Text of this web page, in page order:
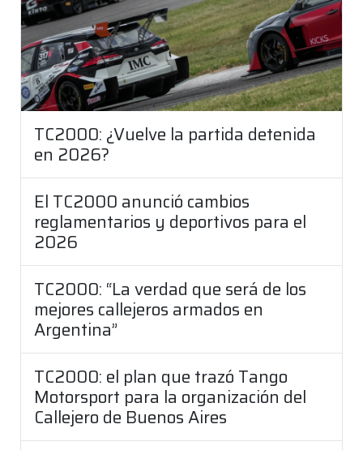
TC2000: ¿Vuelve la partida detenida
en 2026?
El TC2000 anunció cambios
reglamentarios y deportivos para el
2026
TC2000: “La verdad que será de los
mejores callejeros armados en
Argentina”
TC2000: el plan que trazó Tango
Motorsport para la organización del
Callejero de Buenos Aires